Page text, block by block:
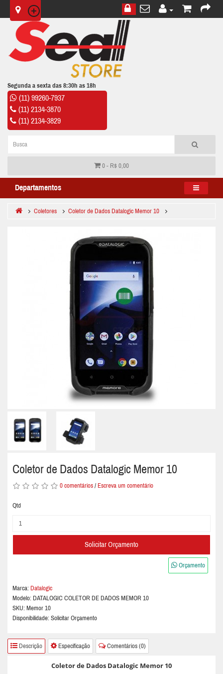
Segunda a sexta das 8:30h as 18h
(11) 99260-7937
(11) 2134-3870
(11) 2134-3829
0 - R$ 0,00
Departamentos
Coletores Coletor de Dados Datalogic Memor 10
Coletor de Dados Datalogic Memor 10
0 comentários / Escreva um comentário
Qtd
Solicitar Orçamento
Orçamento
Marca: Datalogic
Modelo: DATALOGIC COLETOR DE DADOS MEMOR 10
SKU: Memor 10
Disponibilidade: Solicitar Orçamento
Descrição Especificação Comentários (0)
Coletor de Dados Datalogic Memor 10